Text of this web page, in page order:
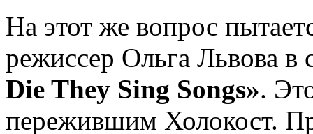
На этот же вопрос
режиссер Ольга Львова
Die They Sing Songs».
пережившим Холокост.